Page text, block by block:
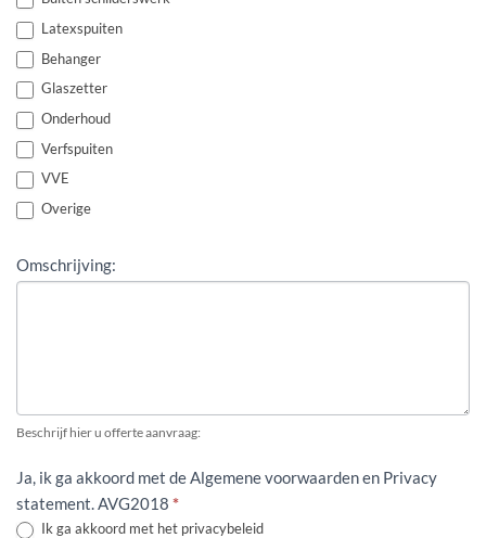
Latexspuiten
Behanger
Glaszetter
Onderhoud
Verfspuiten
VVE
Overige
Omschrijving:
Beschrijf hier u offerte aanvraag:
Ja, ik ga akkoord met de Algemene voorwaarden en Privacy
statement. AVG2018 *
Ik ga akkoord met het privacybeleid